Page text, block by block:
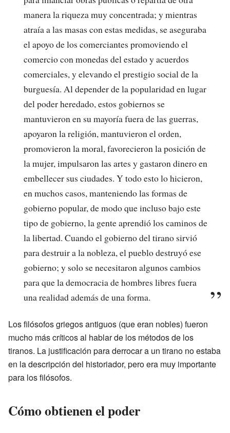
manera la riqueza muy concentrada; y mientras
atraía a las masas con estas medidas, se aseguraba
el apoyo de los comerciantes promoviendo el
comercio con monedas del estado y acuerdos
comerciales, y elevando el prestigio social de la
burguesía. Al depender de la popularidad en lugar
del poder heredado, estos gobiernos se
mantuvieron en su mayoría fuera de las guerras,
apoyaron la religión, mantuvieron el orden,
promovieron la moral, favorecieron la posición de
la mujer, impulsaron las artes y gastaron dinero en
embellecer sus ciudades. Y todo esto lo hicieron,
en muchos casos, manteniendo las formas de
gobierno popular, de modo que incluso bajo este
tipo de gobierno, la gente aprendió los caminos de
la libertad. Cuando el gobierno del tirano sirvió
para destruir a la nobleza, el pueblo destruyó ese
gobierno; y solo se necesitaron algunos cambios
para que la democracia de hombres libres fuera
una realidad además de una forma.
Los filósofos griegos antiguos (que eran nobles) fueron
mucho más críticos al hablar de los métodos de los
tiranos. La justificación para derrocar a un tirano no estaba
en la descripción del historiador, pero era muy importante
para los filósofos.
Cómo obtienen el poder